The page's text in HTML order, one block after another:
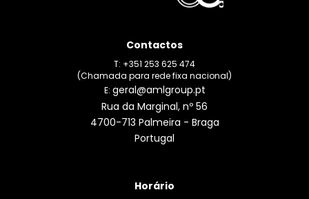
Contactos
T: +351 253 625 474
(Chamada para rede fixa nacional)
E: geral@amlgroup.pt
Rua da Marginal, nº 56
4700-713 Palmeira - Braga
Portugal
Horário